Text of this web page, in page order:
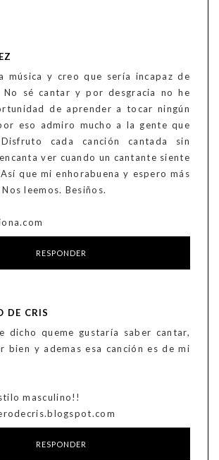
música y creo que sería incapaz de
sé cantar y por desgracia no he
de aprender a tocar ningún
eso admiro mucho a la gente que
cada canción cantada sin
ver cuando un cantante siente
que mi enhorabuena y espero más
leemos. Besiños.
RESPONDER
DE CRIS
dicho queme gustaría saber cantar,
bien y ademas esa canción es de mi
masculino!!
RESPONDER